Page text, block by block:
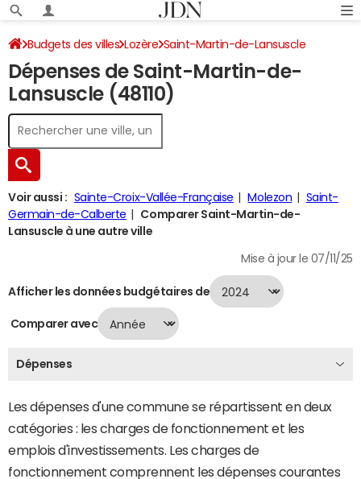
Budgets des villes Lozère Saint-Martin-de-Lansuscle
Dépenses 2024
Dépenses de Saint-Martin-de-
Lansuscle (48110)
Voir aussi : Sainte-Croix-Vallée-Française Molezon
Saint-
Germain-de-Calberte
Comparer Saint-Martin-de-
Lansuscle à une autre ville
Mise à jour le 07/11/25
Afficher les données budgétaires de
Comparer avec
Dépenses
Les dépenses d'une commune se répartissent en deux
catégories : les charges de fonctionnement et les
emplois d'investissements. Les charges de
fonctionnement comprennent les dépenses courantes